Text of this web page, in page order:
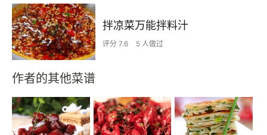
拌凉菜万能拌料汁
评分 7.6 5 人做过
作者的其他菜谱